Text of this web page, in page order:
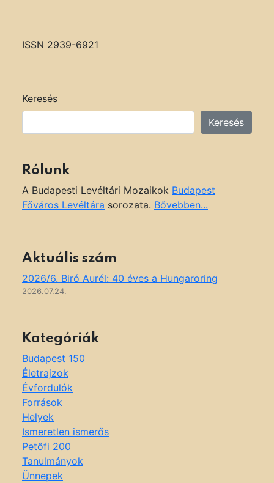
ISSN 2939-6921
Keresés
Keresés
Rólunk
A Budapesti Levéltári Mozaikok Budapest
Főváros Levéltára sorozata. Bővebben...
Aktuális szám
2026/6. Biró Aurél: 40 éves a Hungaroring
2026.07.24.
Kategóriák
Budapest 150
Életrajzok
Évfordulók
Források
Helyek
Ismeretlen ismerős
Petőfi 200
Tanulmányok
Ünnepek